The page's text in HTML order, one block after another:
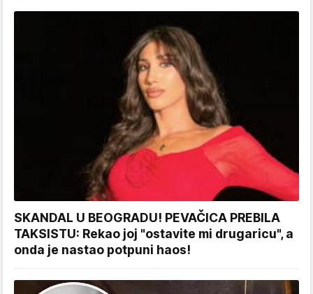
SKANDAL U BEOGRADU! PEVAČICA PREBILA
TAKSISTU: Rekao joj "ostavite mi drugaricu", a
onda je nastao potpuni haos!